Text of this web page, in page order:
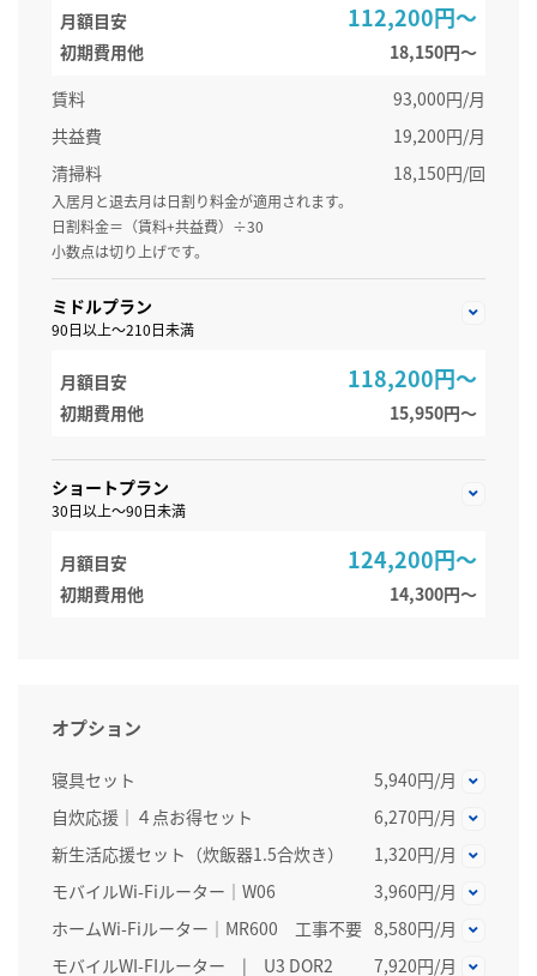
月額目安 112,200円～
初期費用他
18,150円〜
賃料
93,000円/月
共益費
19,200円/月
清掃料
18,150円/回
入居月と退去月は日割り料金が適用されます。
日割料金＝（賃料+共益費）÷30
小数点は切り上げです。
ミドルプラン
90日以上～210日未満
月額目安 118,200円～
初期費用他 15,950円〜
ショートプラン
30日以上～90日未満
月額目安 124,200円～
初期費用他 14,300円〜
オプション
寝具セット
5,940円/月
自炊応援｜４点お得セット
6,270円/月
新生活応援セット（炊飯器1.5合炊き）
1,320円/月
モバイルWi-Fiルーター｜W06
3,960円/月
ホームWi-Fiルーター│MR600 工事不要 8,580円/月
モバイルWI-FIルーター | U3 DOR2
7,920円/月